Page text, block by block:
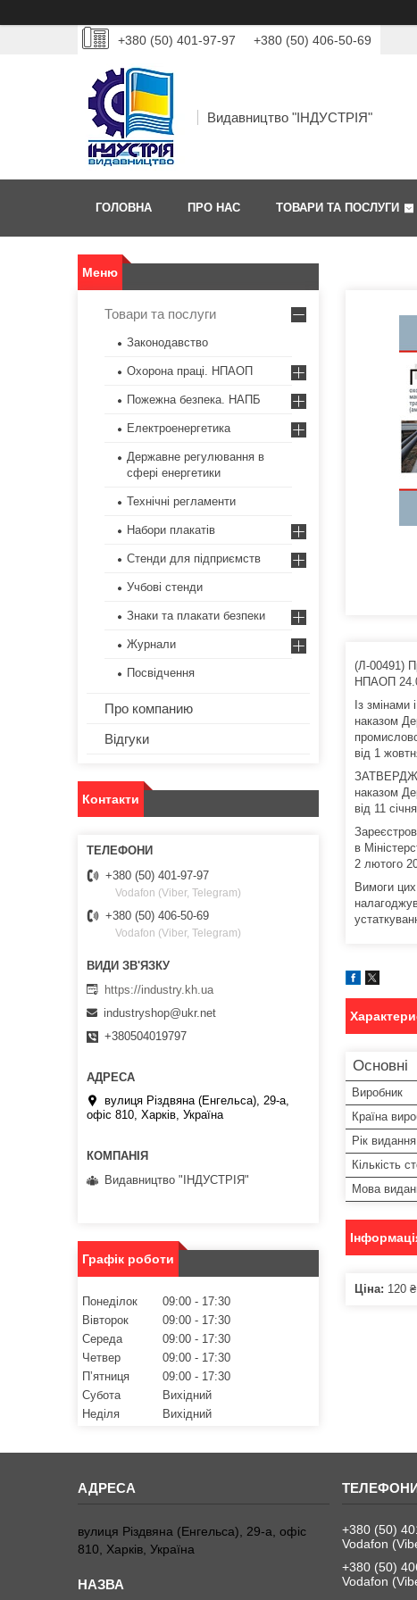
+380 (50) 401-97-97 +380 (50) 406-50-69
Видавництво "ІНДУСТРІЯ"
ГОЛОВНА ПРО НАС ТОВАРИ ТА ПОСЛУГИ
(Л-00491)
НПАОП
Із
наказом
від 1
наказом
від 11
в
2 лютого
Вимоги цих
Основні
Виробник
Країна
Рік видання
Кількість
Мова
Ціна: 120 ₴
Товари та послуги
Законодавство
Охорона праці. НПАОП
Пожежна безпека. НАПБ
Електроенергетика
Державне регулювання в
сфері енергетики
Технічні регламенти
Набори плакатів
Стенди для підприємств
Учбові стенди
Знаки та плакати безпеки
Журнали
Посвідчення
Про компанию
Відгуки
Контакти
+380 (50) 401-97-97
Vodafon (Viber, Telegram)
+380 (50) 406-50-69
Vodafon (Viber, Telegram)
https://industry.kh.ua
industryshop@ukr.net
+380504019797
вулиця Різдвяна (Енгельса), 29-а,
офіс 810, Харків, Україна
Видавництво "ІНДУСТРІЯ"
Графік роботи
Понеділок 09:00
17:30
Вівторок
09:00
17:30
Середа
09:00
17:30
Четвер
09:00
17:30
Пʼятниця
09:00
17:30
Субота
Вихідний
Неділя
Вихідний
вулиця Різдвяна (Енгельса), 29-а, офіс
810, Харків, Україна
+380 (50)
Vodafon
+380 (50)
Vodafon